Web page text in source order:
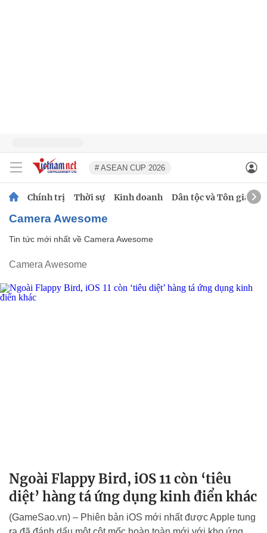
# ASEAN CUP 2026
Chính trị Thời sự Kinh doanh Dân tộc và Tôn giáo
Camera Awesome
Tin tức mới nhất về Camera Awesome
Camera Awesome
Ngoài Flappy Bird, iOS 11 còn ‘tiêu
diệt’ hàng tá ứng dụng kinh điển khác
(GameSao.vn) – Phiên bản iOS mới nhất được Apple tung